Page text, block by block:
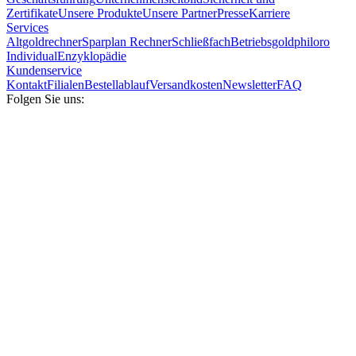
ZertifikateUnsere ProdukteUnsere PartnerPresseKarriere
Services
AltgoldrechnerSparplan RechnerSchließfachBetriebsgoldphiloro
IndividualEnzyklopädie
Kundenservice
KontaktFilialenBestellablaufVersandkostenNewsletterFAQ
Folgen Sie uns: